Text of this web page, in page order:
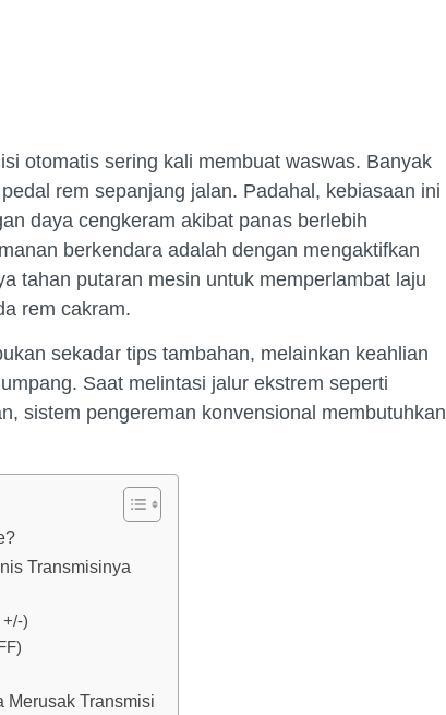
otomatis sering kali membuat waswas. Banyak
rem sepanjang jalan. Padahal, kebiasaan ini
daya cengkeram akibat panas berlebih
berkendara adalah dengan mengaktifkan
tahan putaran mesin untuk memperlambat laju
rem cakram.
sekadar tips tambahan, melainkan keahlian
Saat melintasi jalur ekstrem seperti
sistem pengereman konvensional membutuhkan
Transmisinya
+/-)
Merusak Transmisi